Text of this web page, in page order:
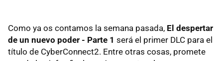
Como ya os contamos la semana pasada, El despertar
de un nuevo poder - Parte 1 será el primer DLC para el
título de CyberConnect2. Entre otras cosas, promete